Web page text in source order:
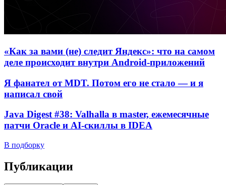
«Как за вами (не) следит Яндекс»: что на самом
деле происходит внутри Android-приложений
Я фанател от MDT. Потом его не стало — и я
написал свой
Java Digest #38: Valhalla в master, ежемесячные
патчи Oracle и AI-скиллы в IDEA
В подборку
Публикации